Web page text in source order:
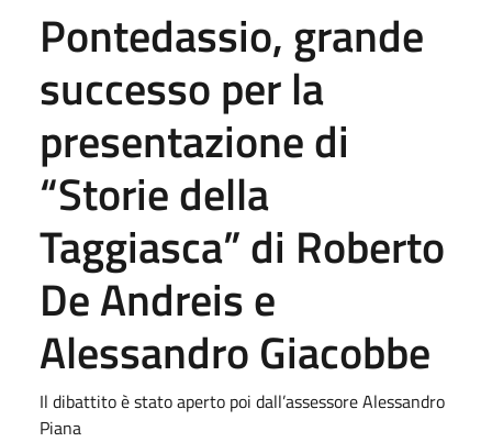
Pontedassio, grande
successo per la
presentazione di
“Storie della
Taggiasca” di Roberto
De Andreis e
Alessandro Giacobbe
Il dibattito è stato aperto poi dall’assessore Alessandro
Piana